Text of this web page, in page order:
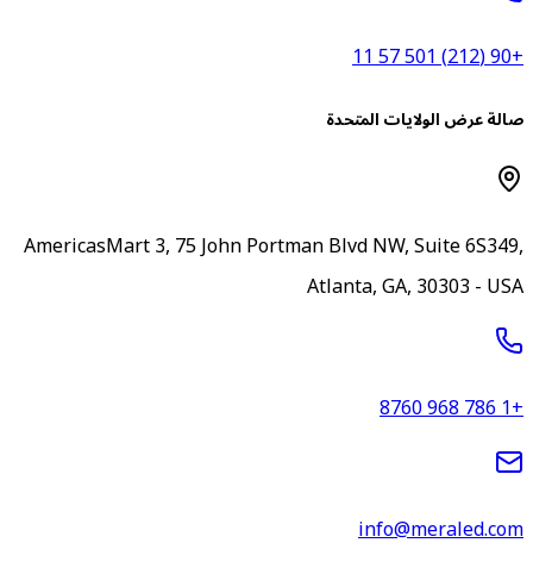
عرض الولايات المتحدة
AmericasMart 3, 75 John Portman Blvd NW, Suite
Atlanta, GA, 30303 -